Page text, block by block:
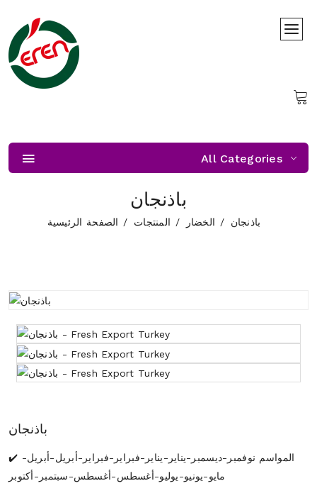
All Categories
باذنجان
الصفحة الرئيسية المنتجات الخضار باذنجان
باذنجان
المواسم نوفمبر-ديسمبر-يناير-يناير-فبراير-فبراير-أبريل-أبريل-
مايو-يونيو-يوليو-أغسطس-أغسطس-سبتمبر-أكتوبر